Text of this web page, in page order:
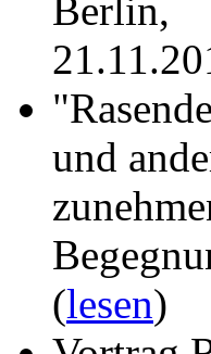
Berlin,
und
(lesen)